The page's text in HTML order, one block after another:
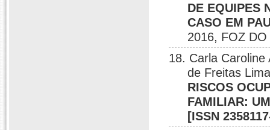
DE EQUIPES
CASO EM
2016, FOZ
18. Carla
de Freitas
RISCOS
FAMILIAR:
[ISSN